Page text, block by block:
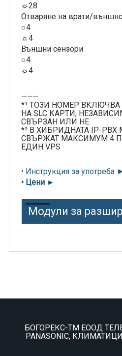
☼28
Отваряне на врати/
○4
☼4
Външни сензори
○4
☼4
———
*¹ ТОЗИ НОМЕР
НА SLC КАРТИ,
СВЪРЗАН ИЛИ НЕ.
*² В ХИБРИДНАТА IP-PBX
СВЪРЖАТ МАКСИМУМ 4
ЕДИН VPS
• Инструкция за употреба
• Цени ►
Модули за
БОГОРЕКС-ТМ ЕООД
PANASONIC,